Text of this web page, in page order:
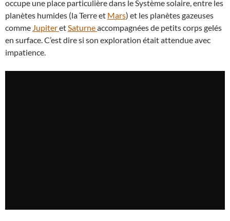
occupe une place particulière dans le Système solaire, entre les
planètes humides (la Terre et Mars) et les planètes gazeuses
comme JupiteretSaturneaccompagnées de petits corps gelés
en surface. C’est dire si son exploration était attendue avec
impatience.